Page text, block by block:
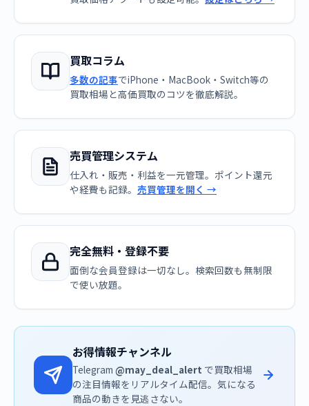
買取コラム
多数の記事でiPhone・MacBook・Switch等の
買取相場と高価買取のコツを徹底解説。
売買管理システム
仕入れ・販売・利益を一元管理。ポイント還元
や経費も記録。 売買管理を開く →
完全無料・登録不要
面倒な会員登録は一切なし。検索回数も無制限
で使い放題。
お得情報チャンネル
Telegram @may_deal_alert で買取相場
の注目情報をリアルタイム配信。気になる
商品の動きを見逃さない。